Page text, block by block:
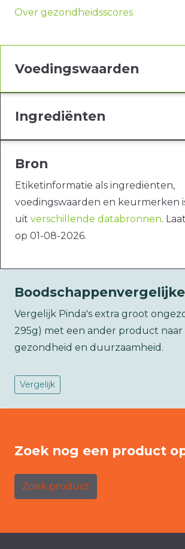
Over gezondheidsscores
Voedingswaarden
Ingrediënten
Bron
Etiketinformatie als ingrediënten,
voedingswaarden en keurmerken
uit verschillende databronnen.
op 01-08-2026.
Vergelijk Pinda's extra groot
295g) met een ander product
gezondheid en duurzaamheid.
Vergelijk
Zoek nog een product
Zoek product